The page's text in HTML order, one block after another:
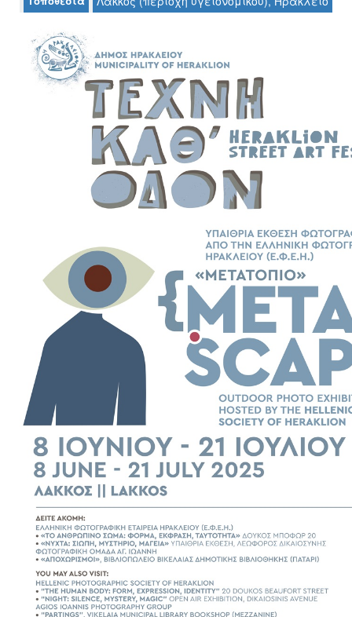
Ζωγραφική
Φωτογραφία
Τραγούδι
Μουσική
Κινηματογράφος
Θέατρο
Διημερίδες
Σεμινάρια-
Διαλέξεις-
Ομιλίες
για
Παιδιά
Άλλες
Εκδηλώσεις
ΤΟΠΟΣ
ΔΗΜΟΣ